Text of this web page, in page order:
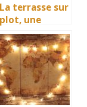
La terrasse sur
plot, une
nouvelle forme
de terrasse
esthétique et à
moindre coût